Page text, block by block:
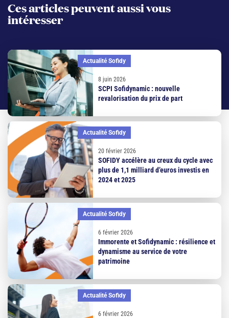
Ces articles peuvent aussi vous
intéresser
Actualité Sofidy
8 juin 2026
SCPI Sofidynamic : nouvelle
revalorisation du prix de part
Actualité Sofidy
20 février 2026
SOFIDY accélère au creux du cycle avec
plus de 1,1 milliard d’euros investis en
2024 et 2025
Actualité Sofidy
6 février 2026
Immorente et Sofidynamic : résilience et
dynamisme au service de votre
patrimoine
Actualité Sofidy
6 février 2026